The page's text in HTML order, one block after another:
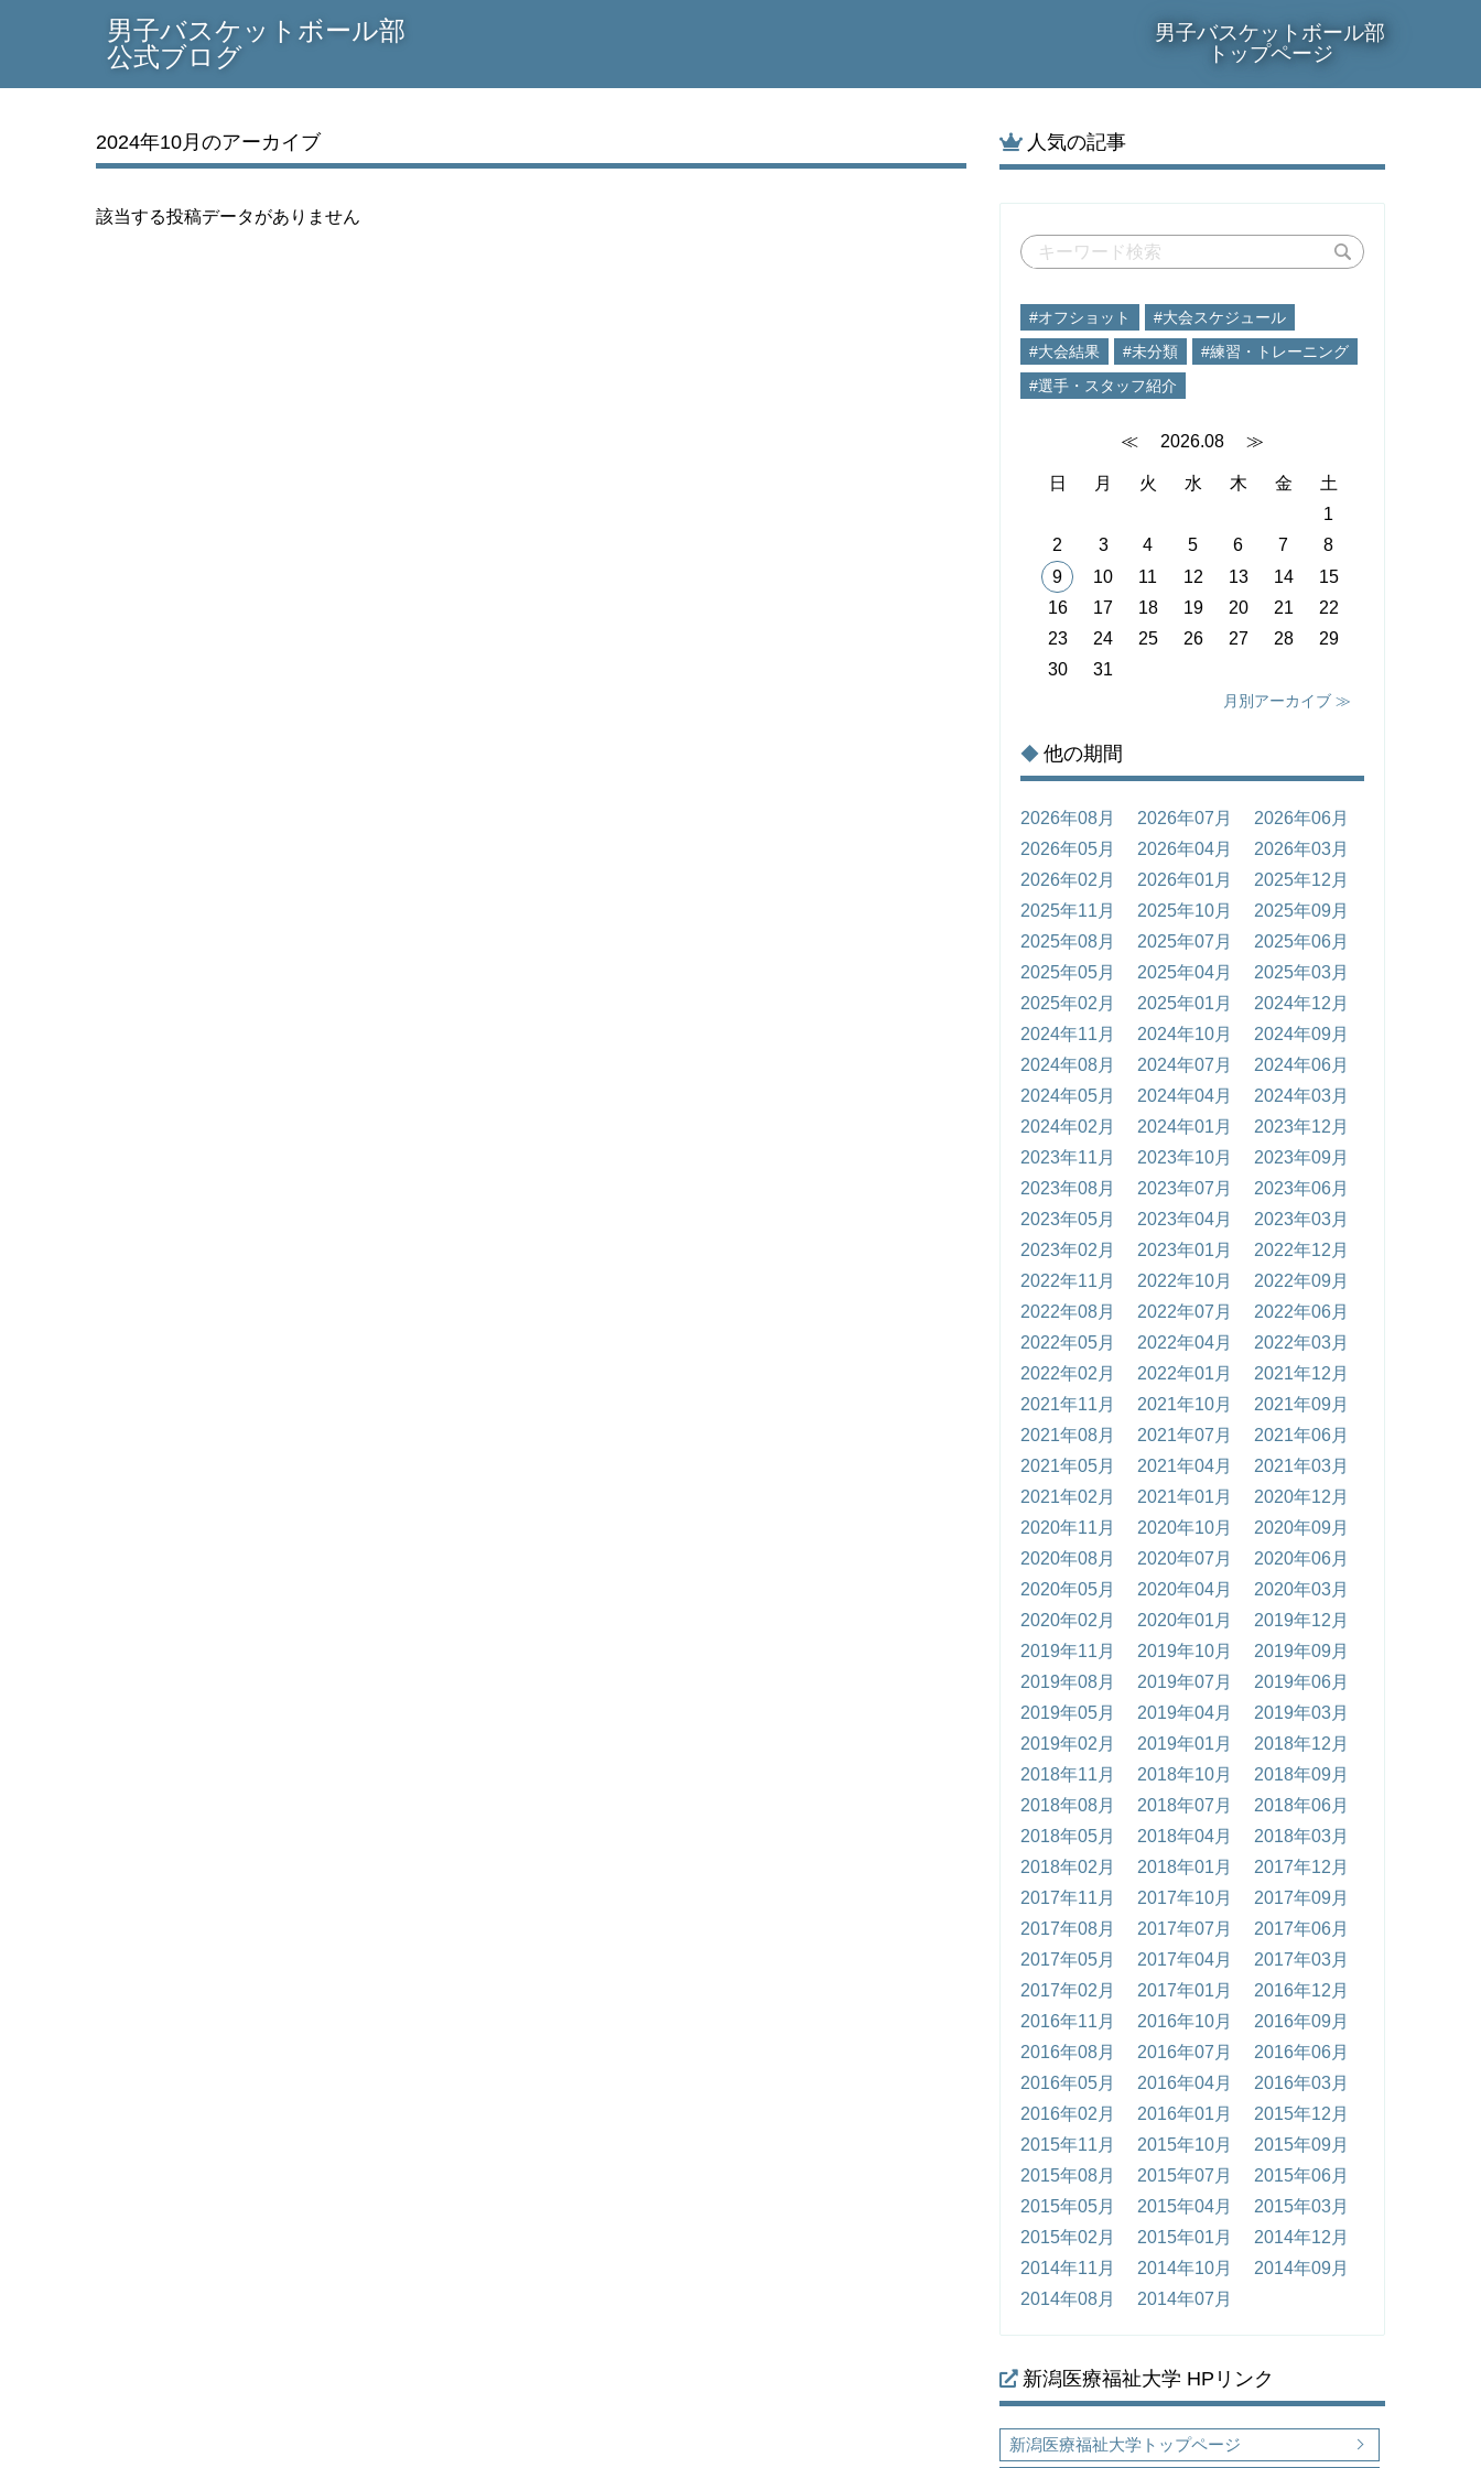
男子バスケットボール部
トップページ
男子バスケットボール部
公式ブログ
2024年10月のアーカイブ
該当する投稿データがありません
人気の記事
#オフショット
#大会スケジュール
#大会結果
#未分類
#練習・トレーニング
#選手・スタッフ紹介
≪ 2026.08 ≫
日 月 火 水 木 金
土
1
2
3 4 5 6 7
8
9
10 11 12 13 14
15
16
17 18 19 20 21
22
23
24 25 26 27 28
29
30
31
月別アーカイブ ≫
◆ 他の期間
2026年08月 2026年07月
2026年06月
2026年05月
2026年04月
2026年03月
2026年02月
2026年01月
2025年12月
2025年11月
2025年10月
2025年09月
2025年08月
2025年07月
2025年06月
2025年05月
2025年04月
2025年03月
2025年02月
2025年01月
2024年12月
2024年11月
2024年10月
2024年09月
2024年08月
2024年07月
2024年06月
2024年05月
2024年04月
2024年03月
2024年02月
2024年01月
2023年12月
2023年11月
2023年10月
2023年09月
2023年08月
2023年07月
2023年06月
2023年05月
2023年04月
2023年03月
2023年02月
2023年01月
2022年12月
2022年11月
2022年10月
2022年09月
2022年08月
2022年07月
2022年06月
2022年05月
2022年04月
2022年03月
2022年02月
2022年01月
2021年12月
2021年11月
2021年10月
2021年09月
2021年08月
2021年07月
2021年06月
2021年05月
2021年04月
2021年03月
2021年02月
2021年01月
2020年12月
2020年11月
2020年10月
2020年09月
2020年08月
2020年07月
2020年06月
2020年05月
2020年04月
2020年03月
2020年02月
2020年01月
2019年12月
2019年11月
2019年10月
2019年09月
2019年08月
2019年07月
2019年06月
2019年05月
2019年04月
2019年03月
2019年02月
2019年01月
2018年12月
2018年11月
2018年10月
2018年09月
2018年08月
2018年07月
2018年06月
2018年05月
2018年04月
2018年03月
2018年02月
2018年01月
2017年12月
2017年11月
2017年10月
2017年09月
2017年08月
2017年07月
2017年06月
2017年05月
2017年04月
2017年03月
2017年02月
2017年01月
2016年12月
2016年11月
2016年10月
2016年09月
2016年08月
2016年07月
2016年06月
2016年05月
2016年04月
2016年03月
2016年02月
2016年01月
2015年12月
2015年11月
2015年10月
2015年09月
2015年08月
2015年07月
2015年06月
2015年05月
2015年04月
2015年03月
2015年02月
2015年01月
2014年12月
2014年11月
2014年10月
2014年09月
2014年08月
2014年07月
新潟医療福祉大学 HPリンク
新潟医療福祉大学トップページ